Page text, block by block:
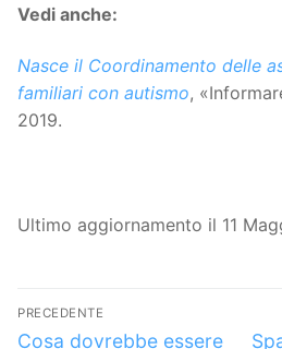
Vedi anche:
Nasce il Coordinamento delle
familiari con autismo,
2019.
Ultimo aggiornamento il 11
Navigazione
articoli
PRECEDENTE
Articolo
Cosa dovrebbe essere